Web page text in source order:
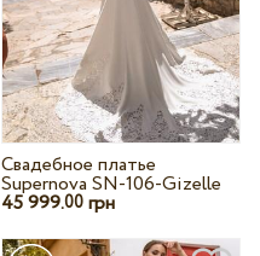
Свадебное платье
Supernova SN-106-Gizelle
45 999.00 грн